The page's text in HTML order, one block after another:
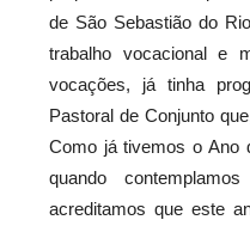
de São Sebastião do
trabalho vocacional e
vocações, já tinha
Pastoral de Conjunto
Como já tivemos o Ano
quando
acreditamos que este